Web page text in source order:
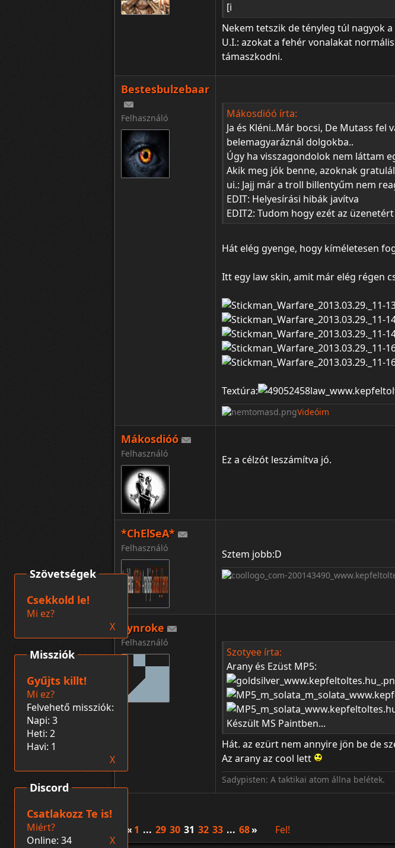
¦ ™ ® © ↑ ♂ ▬ ╝ ↔ ╣ ═ › ↓ ± · ← → ∟ ↨ ◄ ◙
[i
Nekem tetszik de tényleg túl nagyok
U.I.: azokat a fehér vonalakat
támaszkodni.
Bestesbulzebaar
Felhasználó
Mákosdióó írta:
Ja és Kléni..Már bocsi, De Mutass
belemagyaráznál dolgokba..
Úgy ha visszagondolok nem láttam
Akik meg jók benne, azoknak
ui.: Jajj már a troll billentyűm nem
EDIT: Helyesírási hibák javítva
EDIT2: Tudom hogy ezét az
Hát elég gyenge, hogy kíméletesen
Itt egy law skin, amit már elég régen
Textúra:
Videóim
Mákosdióó
Felhasználó
Ez a célzót leszámítva jó.
*ChElSeA*
Felhasználó
Sztem jobb:D
Synroke
Felhasználó
Szotyee írta:
Arany és Ezüst MP5:
Készült MS Paintben...
Hát. az ezürt nem annyire jön be de
Az arany az cool lett
Sadypisten: A taktikai atom állna belétek.
« 1 ... 29 30 31 32 33 ... 68» Fel!
Discord
Csatlakozz Te is!
Miért?
Online: 34
X
Missziók
Gyűjts killt!
Mi ez?
Felvehető missziók:
Napi: 3
Heti: 2
Havi: 1
X
Szövetségek
Csekkold le!
Mi ez?
X